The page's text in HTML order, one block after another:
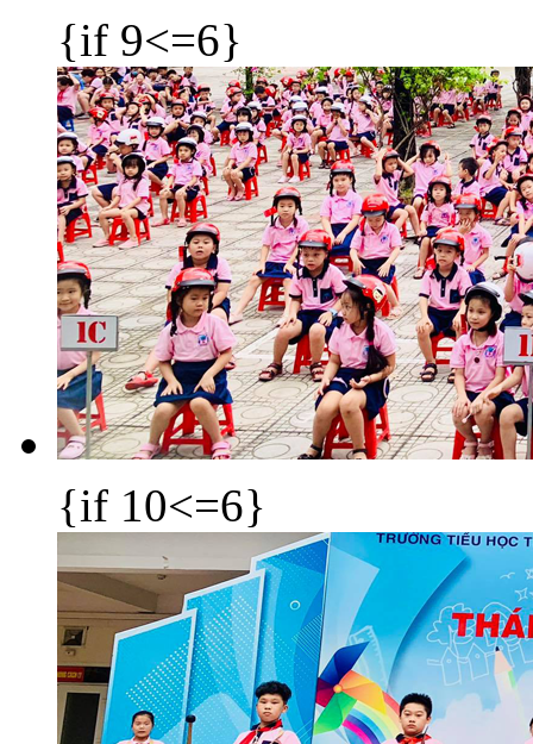
{if 9<=6}
{if 10<=6}